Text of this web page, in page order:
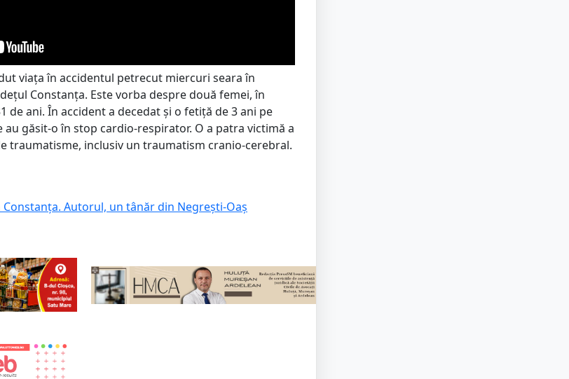
viața în accidentul petrecut miercuri seara în
Constanța. Este vorba despre două femei, în
de ani. În accident a decedat și o fetiță de 3 ani pe
au găsit-o în stop cardio-respirator. O a patra victimă a
traumatisme, inclusiv un traumatism cranio-cerebral.
Constanța. Autorul, un tânăr din Negrești-Oaș